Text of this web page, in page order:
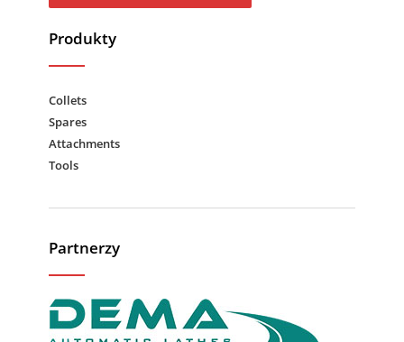
Produkty
Collets
Spares
Attachments
Tools
Partnerzy